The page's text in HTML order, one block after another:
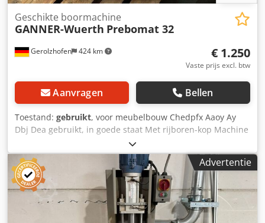
Gerolzhofen 424 km
Geschikte boormachine
GANNER-Wuerth Prebomat 32
€ 1.250
Vaste prijs excl. btw
Aanvragen Bellen
Toestand: gebruikt, voor meubelbouw Chedpfx Aaoy Ay
Dbj Dea gebruikt, in goede staat Met rijboren-kop Machine
gereinigd, werking getest. Proefdraaien, persluchtslangen
vernieuwd, rubberen afscherming vernieuwd Fabrikant:
Ganner Würth Type: Prebomat 32 Rijborenkop met
positioneerpennen mechanisch Aantal spindels: 7 stuks
met inpersmatrijs Opslaglocatie: 97447 Gerolzhofen, vrij
verladen, onverpakt Levering in de huidige staat zoals
bezichtigd, zonder garantie of aansprakelijkheid
Advertentie